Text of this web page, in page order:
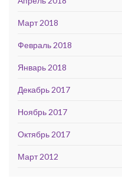
Март 2018
Февраль 2018
Январь 2018
Декабрь 2017
Ноябрь 2017
Октябрь 2017
Март 2012